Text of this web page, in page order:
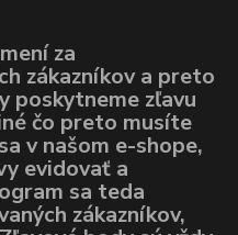
za
zákazníkov a preto
poskytneme zľavu
čo preto musíte
v našom e-shope,
evidovať a
sa teda
zákazníkov,